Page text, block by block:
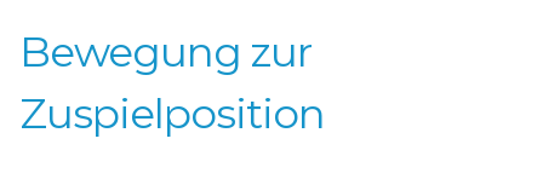
Bewegung zur
Zuspielposition